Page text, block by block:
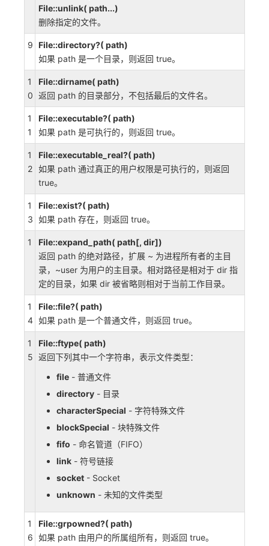
File::unlink( path...)
删除指定的文件。
9 File::directory?( path)
如果 path 是一个目录，则返回 true。
1
0
File::dirname( path)
返回 path 的目录部分，不包括最后的文件名。
1
1
File::executable?( path)
如果 path 是可执行的，则返回 true。
1
2
File::executable_real?( path)
如果 path 通过真正的用户权限是可执行的，则返回
true。
1
3
File::exist?( path)
如果 path 存在，则返回 true。
1
File::expand_path( path[, dir])
返回 path 的绝对路径，扩展 ~ 为进程所有者的主目
录，~user 为用户的主目录。相对路径是相对于 dir 指
定的目录，如果 dir 被省略则相对于当前工作目录。
1
4
File::file?( path)
如果 path 是一个普通文件，则返回 true。
1
5
File::ftype( path)
返回下列其中一个字符串，表示文件类型：
file - 普通文件
directory - 目录
characterSpecial - 字符特殊文件
blockSpecial - 块特殊文件
fifo - 命名管道（FIFO）
link - 符号链接
socket - Socket
unknown - 未知的文件类型
1
6
File::grpowned?( path)
如果 path 由用户的所属组所有，则返回 true。